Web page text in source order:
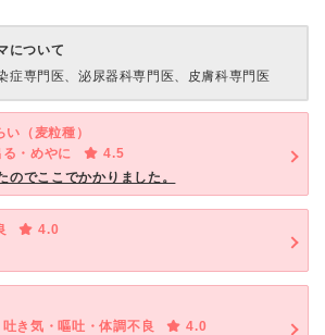
について
症専門医、泌尿器科専門医、皮膚科専門医
い（麦粒種）
・めやに
4.5
のでここでかかりました。
4.0
き気・嘔吐・体調不良
4.0